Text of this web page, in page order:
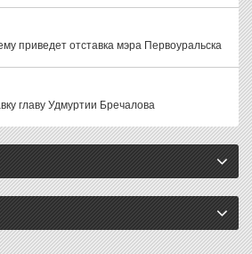
приведет отставка мэра Первоуральска
главу Удмуртии Бречалова